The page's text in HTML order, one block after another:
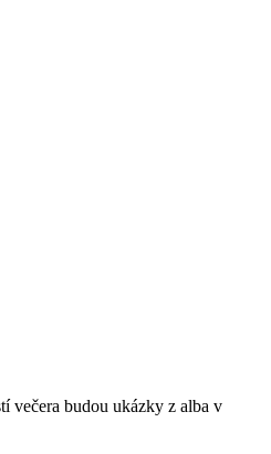
večera budou ukázky z alba v